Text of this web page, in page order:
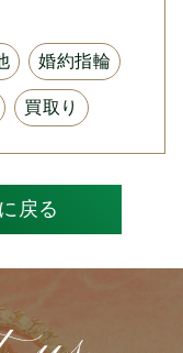
婚約指輪
買取り
戻る